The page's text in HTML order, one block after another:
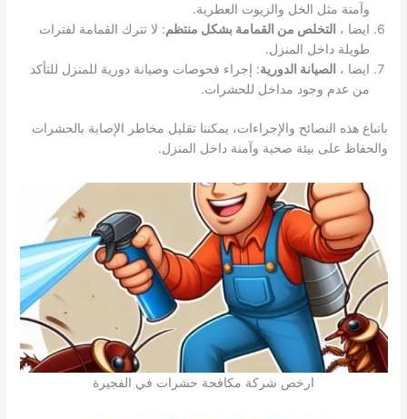
وآمنة مثل الخل والزيوت العطرية.
ايضا ، التخلص من القمامة بشكل منتظم: لا تترك القمامة لفترات
طويلة داخل المنزل.
ايضا ، الصيانة الدورية: إجراء فحوصات وصيانة دورية للمنزل للتأكد
من عدم وجود مداخل للحشرات.
باتباع هذه النصائح والإجراءات، يمكننا تقليل مخاطر الإصابة بالحشرات
والحفاظ على بيئة صحية وآمنة داخل المنزل.
ارخص شركة مكافحة حشرات في الفجيرة